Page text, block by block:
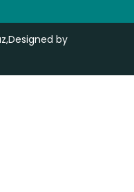
,Designed by